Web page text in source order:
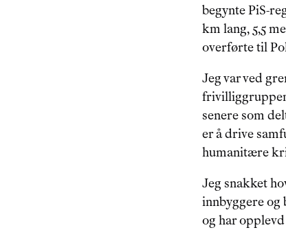
begynte PiS-
km lang, 5,5
overførte til
Jeg var ved
senere som
er å drive
humanitære
Jeg snakket
innbyggere og
og har